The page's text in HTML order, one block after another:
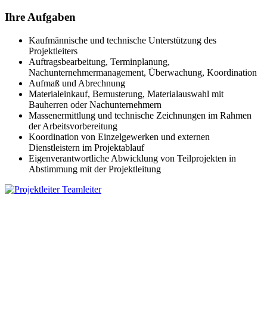
Ihre Aufgaben
Kaufmännische und technische Unterstützung des
Projektleiters
Auftragsbearbeitung, Terminplanung,
Nachunternehmermanagement, Überwachung, Koordination
Aufmaß und Abrechnung
Materialeinkauf, Bemusterung, Materialauswahl mit
Bauherren oder Nachunternehmern
Massenermittlung und technische Zeichnungen im Rahmen
der Arbeitsvorbereitung
Koordination von Einzelgewerken und externen
Dienstleistern im Projektablauf
Eigenverantwortliche Abwicklung von Teilprojekten in
Abstimmung mit der Projektleitung